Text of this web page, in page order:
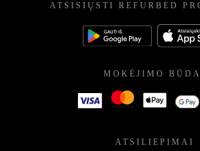
ATSISIŲSTI REFURBED
MOKĖJIMO
ATSILIEPIMAI